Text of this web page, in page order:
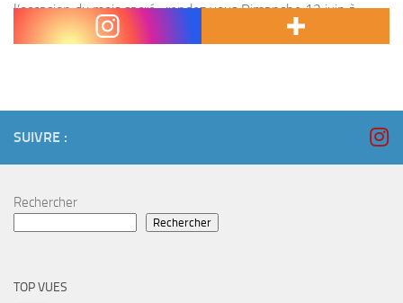
l’occasion du mois sacré , rendez vous Dimanche 12 juin à
partir de 22:30 Gmt . L’histoire : Une famille riche célébrant...
SUIVRE :
Rechercher
Rechercher
TOP VUES